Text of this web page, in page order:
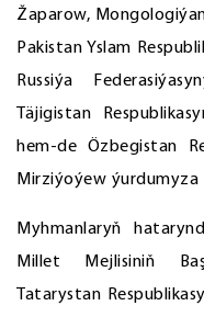
Žaparow,
Pakistan Yslam
Russiýa
Täjigistan
hem-de Özbegistan
Mirziýoýew ýurdumyza
Myhmanlaryň
Millet Mejlisiniň
Tatarystan